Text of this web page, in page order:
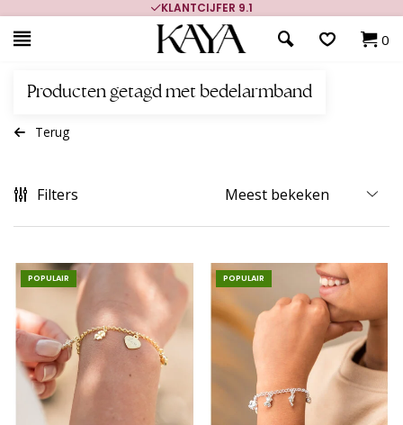
700.000+ TEVREDEN KLANTEN
0
Producten getagd met bedelarmband
Terug
Filters
POPULAIR POPULAIR